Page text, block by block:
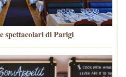
spettacolari di Parigi